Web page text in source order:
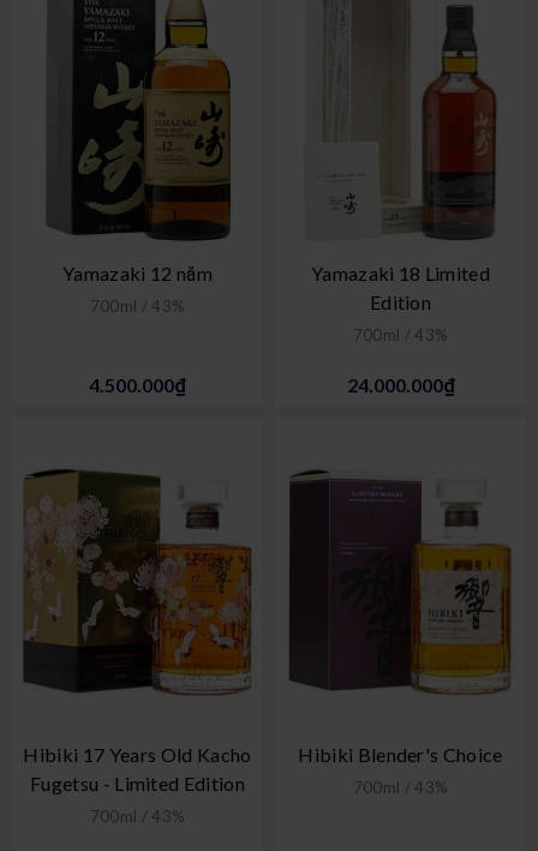
Yamazaki 12 năm
700ml / 43%
4.500.000₫
Yamazaki 18 Limited
Edition
700ml / 43%
24.000.000₫
Hibiki 17 Years Old Kacho
Fugetsu - Limited Edition
700ml / 43%
Hibiki Blender's Choice
700ml / 43%